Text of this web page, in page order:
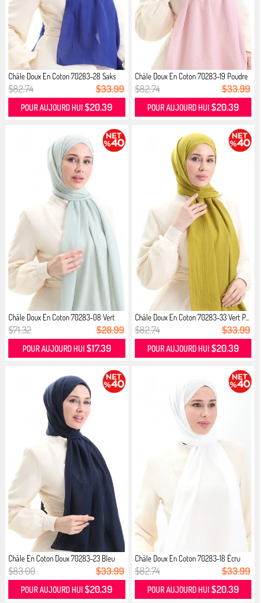
Châle Doux En Coton 70283-28 Saks
$82.74 $33.99
POUR AUJOURD HUI$20.39
Châle Doux En Coton 70283-19 Poudre
$82.74 $33.99
POUR AUJOURD HUI $20.39
Châle Doux En Coton 70283-08 Vert
M...
$71.32 $28.99
POUR AUJOURD HUI $17.39
Châle Doux En Coton 70283-33 Vert P...
$82.74 $33.99
POUR AUJOURD HUI $20.39
Châle En Coton Doux 70283-23 Bleu
M...
$83.00 $33.99
POUR AUJOURD HUI$20.39
Châle Doux En Coton 70283-18 Écru
$82.74 $33.99
POUR AUJOURD HUI $20.39